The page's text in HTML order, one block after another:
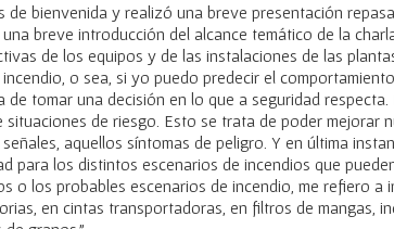
de bienvenida y realizó una breve presentación
breve introducción del alcance temático de la
de los equipos y de las instalaciones de las
o sea, si yo puedo predecir el
de tomar una decisión en lo que a seguridad
de riesgo. Esto se trata de poder mejorar
aquellos síntomas de peligro. Y en última
para los distintos escenarios de incendios que
o los probables escenarios de incendio, me refiero a
en cintas transportadoras, en filtros de mangas,